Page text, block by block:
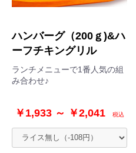
ハンバーグ（200ｇ)&ハ
ーフチキングリル
ランチメニューで1番人気の組
み合わせ♪
￥1,933 ～ ￥2,041 税込